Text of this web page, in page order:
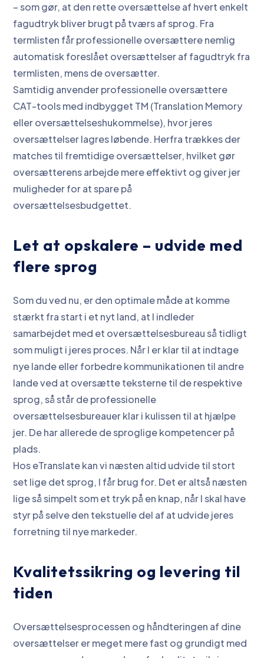
– som gør, at den rette oversættelse af hvert enkelt
fagudtryk bliver brugt på tværs af sprog. Fra
termlisten får professionelle oversættere nemlig
automatisk foreslået oversættelser af fagudtryk fra
termlisten, mens de oversætter.
Samtidig anvender professionelle oversættere
CAT-tools med indbygget TM (Translation Memory
eller oversættelseshukommelse), hvor jeres
oversættelser lagres løbende. Herfra trækkes der
matches til fremtidige oversættelser, hvilket gør
oversætterens arbejde mere effektivt og giver jer
muligheder for at spare på
oversættelsesbudgettet.
Let at opskalere – udvide med
flere sprog
Som du ved nu, er den optimale måde at komme
stærkt fra start i et nyt land, at I indleder
samarbejdet med et oversættelsesbureau så tidligt
som muligt i jeres proces. Når I er klar til at indtage
nye lande eller forbedre kommunikationen til andre
lande ved at oversætte teksterne til de respektive
sprog, så står de professionelle
oversættelsesbureauer klar i kulissen til at hjælpe
jer. De har allerede de sproglige kompetencer på
plads.
Hos eTranslate kan vi næsten altid udvide til stort
set lige det sprog, I får brug for. Det er altså næsten
lige så simpelt som et tryk på en knap, når I skal have
styr på selve den tekstuelle del af at udvide jeres
forretning til nye markeder.
Kvalitetssikring og levering til
tiden
Oversættelsesprocessen og håndteringen af dine
oversættelser er meget mere fast og grundigt med